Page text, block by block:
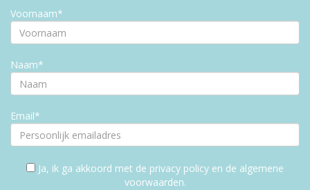
Voornaam*
Naam*
Email*
Ja, ik ga akkoord met de privacy policy en de algemene
voorwaarden.